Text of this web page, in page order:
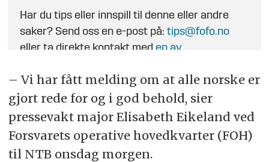
Har du tips eller innspill til denne eller andre
saker? Send oss en e-post på:tips@fofo.no
eller ta direkte kontakt med en av
– Vi har fått melding om at alle norske er
gjort rede for og i god behold, sier
pressevakt major Elisabeth Eikeland ved
Forsvarets operative hovedkvarter (FOH)
til NTB onsdag morgen.